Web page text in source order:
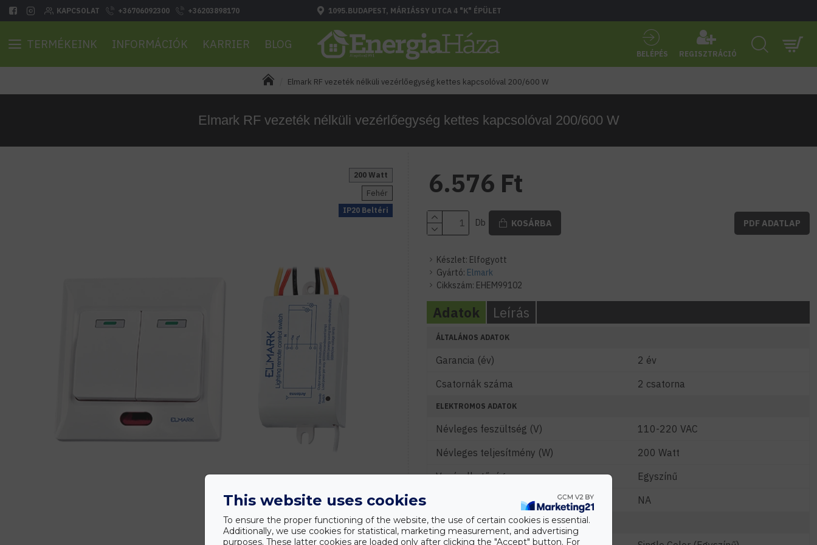
KAPCSOLAT +36706092300 +36203898170 1095.BUDAPEST, MÁRIÁSSY UTCA 4 "K" ÉPÜLET
TERMÉKEINK INFORMÁCIÓK KARRIER BLOG
BELÉPÉS REGISZTRÁCIÓ
Elmark RF vezeték nélküli vezérlőegység kettes kapcsolóval 200/600 W
Elmark RF vezeték nélküli vezérlőegység kettes kapcsolóval 200/600 W
IP20 Beltéri
200 Watt
Fehér
Készlet: Elfogyott
Gyártó: Elmark
Cikkszám: EHEM99102
6.576 Ft
Db KOSÁRBA PDF ADATLAP
Adatok Leírás
ÁLTALÁNOS ADATOK
Garancia (év)
2 év
Csatornák száma
2 csatorna
ELEKTROMOS ADATOK
Névleges feszültség (V)
110-220 VAC
Névleges teljesítmény (W)
200 Watt
Vezérelhetőség
Egyszínű
Maximális Terhelés (A)
NA
FÉNYTECHNIKAI ADATOK
This website uses cookies
To ensure the proper functioning of the website, the use of certain cookies is essential.
Additionally, we use cookies for statistical, marketing measurement, and advertising
purposes. These latter cookies are loaded only after clicking the "Accept" button. For